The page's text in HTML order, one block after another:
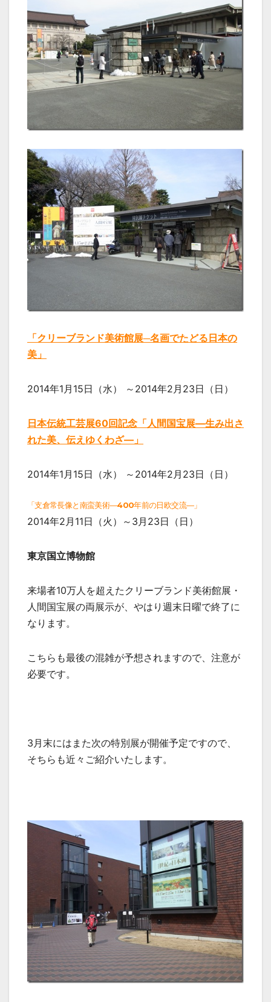
「クリーブランド美術館展─名画でたどる日本の
美」
2014年1月15日（水） ～2014年2月23日（日）
日本伝統工芸展60回記念「人間国宝展―生み出さ
れた美、伝えゆくわざ―」
2014年1月15日（水） ～2014年2月23日（日）
「支倉常長像と南蛮美術―400年前の日欧交流―」
2014年2月11日（火）～3月23日（日）
東京国立博物館
来場者10万人を超えたクリーブランド美術館展・
人間国宝展の両展示が、やはり週末日曜で終了に
なります。
こちらも最後の混雑が予想されますので、注意が
必要です。
3月末にはまた次の特別展が開催予定ですので、
そちらも近々ご紹介いたします。